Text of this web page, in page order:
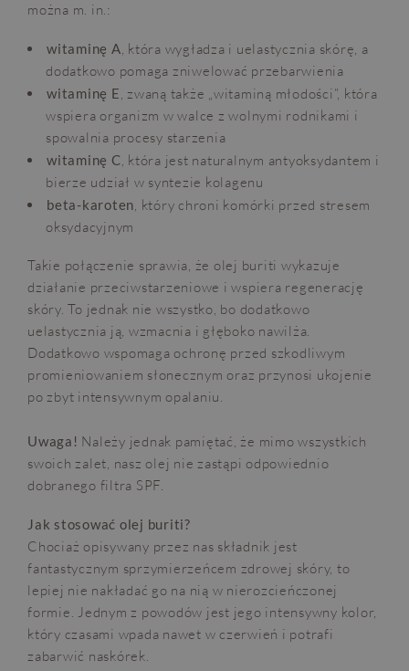
można m. in.:
witaminę A, która wygładza i uelastycznia skórę, a
dodatkowo pomaga zniwelować przebarwienia
witaminę E, zwaną także „witaminą młodości”, która
wspiera organizm w walce z wolnymi rodnikami i
spowalnia procesy starzenia
witaminę C, która jest naturalnym antyoksydantem i
bierze udział w syntezie kolagenu
beta-karoten, który chroni komórki przed stresem
oksydacyjnym
Takie połączenie sprawia, że olej buriti wykazuje
działanie przeciwstarzeniowe i wspiera regenerację
skóry. To jednak nie wszystko, bo dodatkowo
uelastycznia ją, wzmacnia i głęboko nawilża.
Dodatkowo wspomaga ochronę przed szkodliwym
promieniowaniem słonecznym oraz przynosi ukojenie
po zbyt intensywnym opalaniu.
Uwaga! Należy jednak pamiętać, że mimo wszystkich
swoich zalet, nasz olej nie zastąpi odpowiednio
dobranego filtra SPF.
Jak stosować olej buriti?
Chociaż opisywany przez nas składnik jest
fantastycznym sprzymierzeńcem zdrowej skóry, to
lepiej nie nakładać go na nią w nierozcieńczonej
formie. Jednym z powodów jest jego intensywny kolor,
który czasami wpada nawet w czerwień i potrafi
zabarwić naskórek.